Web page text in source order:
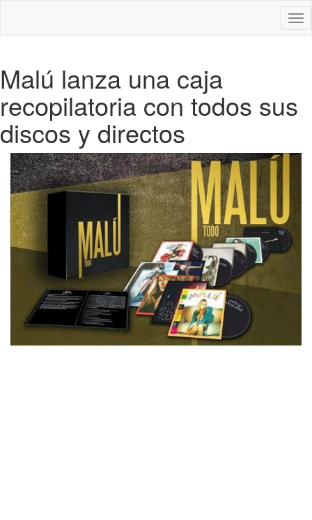
Malú lanza una caja
recopilatoria con todos sus
discos y directos